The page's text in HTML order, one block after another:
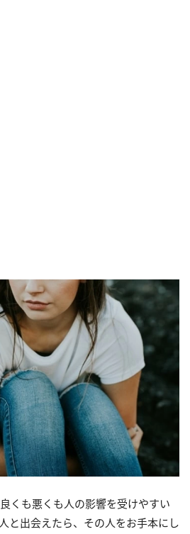
くも悪くも人の影響を受けやすい
と出会えたら、その人をお手本にし